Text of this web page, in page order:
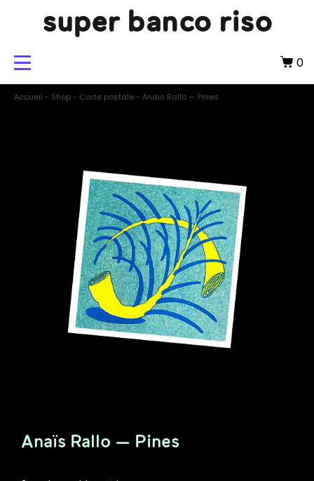
super banco riso
0
Accueil - Shop - Carte postale - Anaïs Rallo — Pines
Anaïs Rallo — Pines